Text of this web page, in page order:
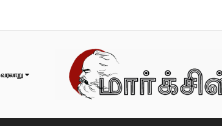
வரலாறு